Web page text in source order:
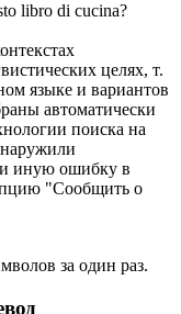
libro di cucina?
целях, т.
языке и вариантов
автоматически
поиска на
иную ошибку в
"Сообщить о
за один раз.